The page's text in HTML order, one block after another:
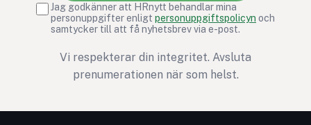
Jag godkänner att HRnytt behandlar mina
personuppgifter enligt personuppgiftspolicyn och
samtycker till att få nyhetsbrev via e-post.
Vi respekterar din integritet. Avsluta
prenumerationen när som helst.